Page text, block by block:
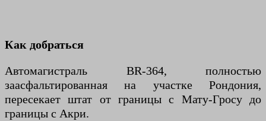
Как добраться
Автомагистраль BR-364, полностью
заасфальтированная на участке Рондония,
пересекает штат от границы с Мату-Гросу до
границы с Акри.